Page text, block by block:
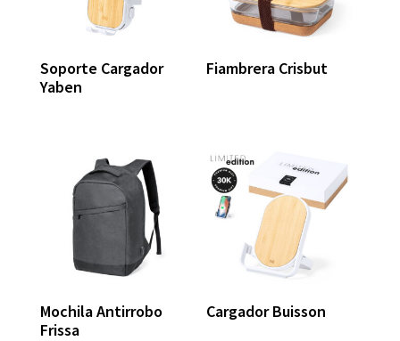
Soporte Cargador
Yaben
Fiambrera Crisbut
Mochila Antirrobo
Frissa
Cargador Buisson